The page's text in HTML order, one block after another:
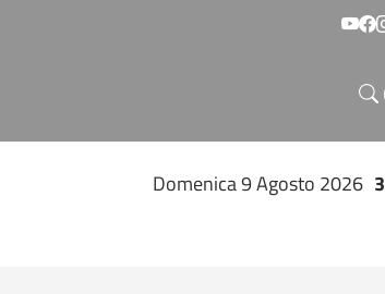
Domenica 9 Agosto 2026